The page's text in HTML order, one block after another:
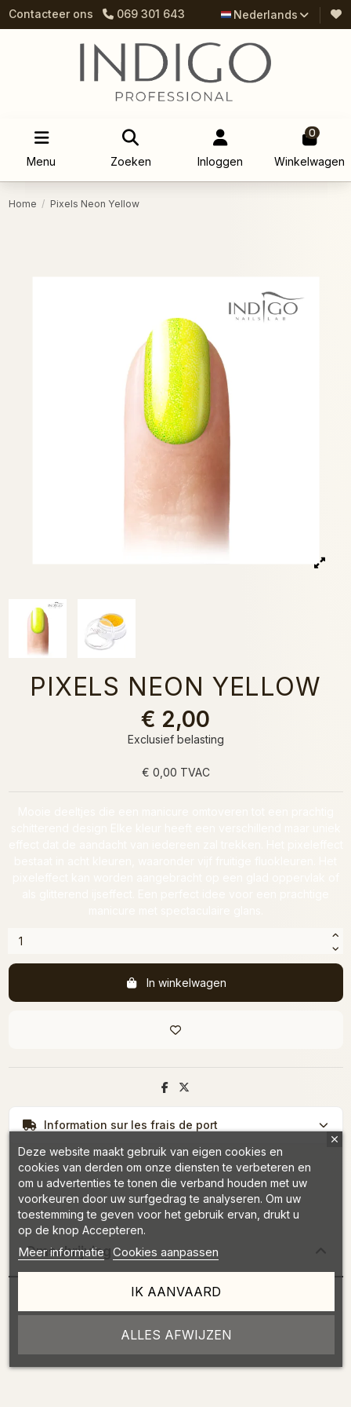
Contacteer ons 069 301 643 Nederlands
Menu Zoeken Inloggen
0
Winkelwagen
Home Pixels Neon Yellow
PIXELS NEON YELLOW
€ 2,00
Exclusief belasting
€ 0,00 TVAC
In winkelwagen
Information sur les frais de port
Omschrijving
Productdetails
Deze website maakt gebruik van eigen cookies en
cookies van derden om onze diensten te verbeteren en
om u advertenties te tonen die verband houden met uw
voorkeuren door uw surfgedrag te analyseren. Om uw
toestemming te geven voor het gebruik ervan, drukt u
op de knop Accepteren.
Meer informatie Cookies aanpassen
ALLES AFWIJZEN
IK AANVAARD